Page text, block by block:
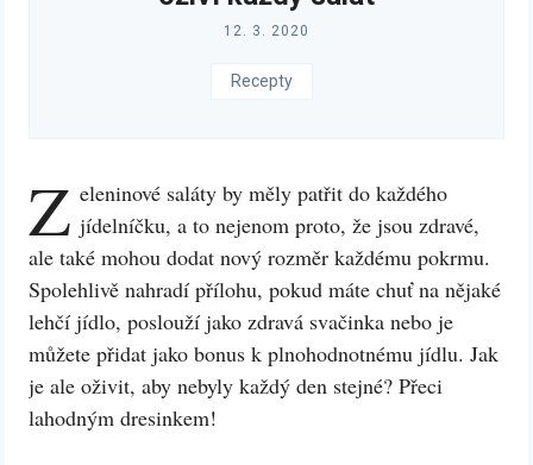
12. 3. 2020
Recepty
Z eleninové saláty by měly patřit do každého
jídelníčku, a to nejenom proto, že jsou zdravé,
ale také mohou dodat nový rozměr každému pokrmu.
Spolehlivě nahradí přílohu, pokud máte chuť na nějaké
lehčí jídlo, poslouží jako zdravá svačinka nebo je
můžete přidat jako bonus k plnohodnotnému jídlu. Jak
je ale oživit, aby nebyly každý den stejné? Přeci
lahodným dresinkem!